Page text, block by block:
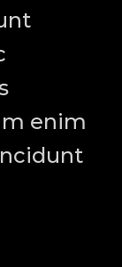
enim